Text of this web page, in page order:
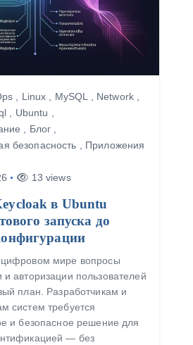
Linux MySQL Network,
Ubuntu
Блог
безопасность
Приложения
13 views
в Ubuntu
запуска до
мире вопросы
авторизации пользователей
план. Разработчикам и
систем требуется
и безопасное решение для
— без